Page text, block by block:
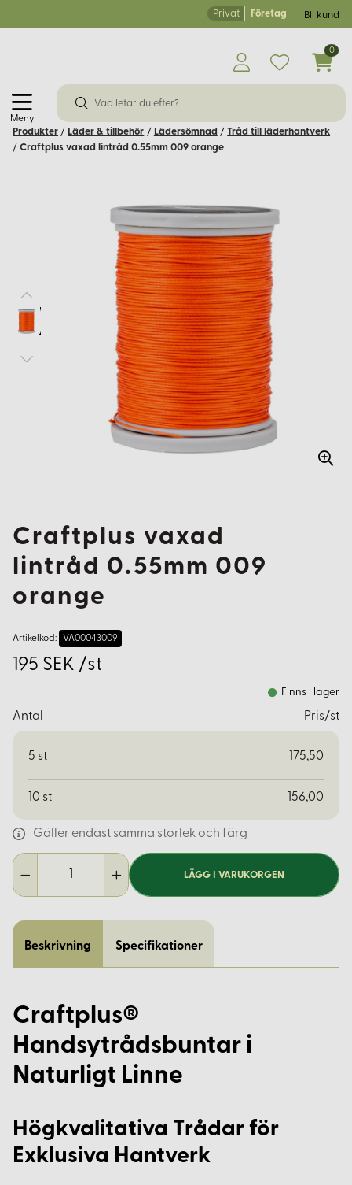
Privat Företag Bli kund
Meny
0
Produkter / Läder & tillbehör / Lädersömnad / Tråd till läderhantverk
/ Craftplus vaxad lintråd 0.55mm 009 orange
Craftplus vaxad
lintråd 0.55mm 009
orange
Artikelkod: VA00043009
195 SEK /st
Finns i lager
Antal Pris/st
5 st 175,50
10 st 156,00
Gäller endast samma storlek och färg
LÄGG I VARUKORGEN
Beskrivning Specifikationer
Craftplus®
Handsytrådsbuntar i
Naturligt Linne
Högkvalitativa Trådar för
Exklusiva Hantverk